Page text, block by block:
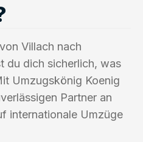
Villach nach
du dich sicherlich, was
Umzugskönig Koenig
Partner an
internationale Umzüge